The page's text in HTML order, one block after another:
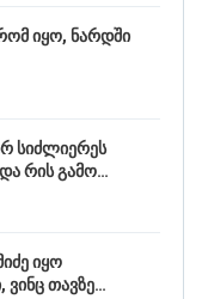
იყო, ნარდში
სიძლიერეს
რის გამო…
იყო
თავზე…